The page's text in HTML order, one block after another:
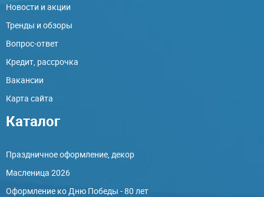
Новости и акции
Тренды и обзоры
Вопрос-ответ
Кредит, рассрочка
Вакансии
Карта сайта
Каталог
Праздничное оформление, декор
Масленица 2026
Оформление ко Дню Победы - 80 лет